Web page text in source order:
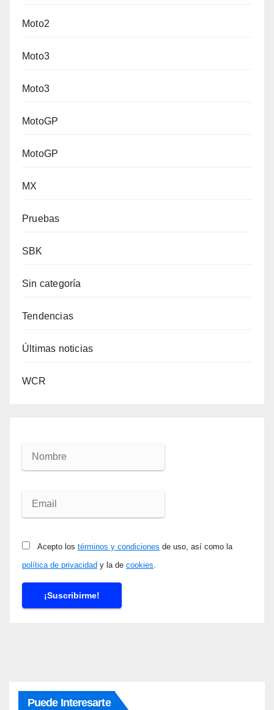
Moto2
Moto3
Moto3
MotoGP
MotoGP
MX
Pruebas
SBK
Sin categoría
Tendencias
Últimas noticias
WCR
Acepto los términos y condiciones de uso, así como la
política de privacidad y la de cookies.
Puede Interesarte